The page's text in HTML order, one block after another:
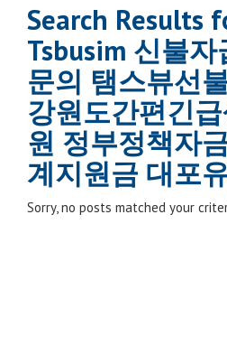
Search Results
Tsbusim 신불
문의 탬스뷰선
강원도간편긴
원 정부정책자
계지원금 대포
Sorry, no posts matched your